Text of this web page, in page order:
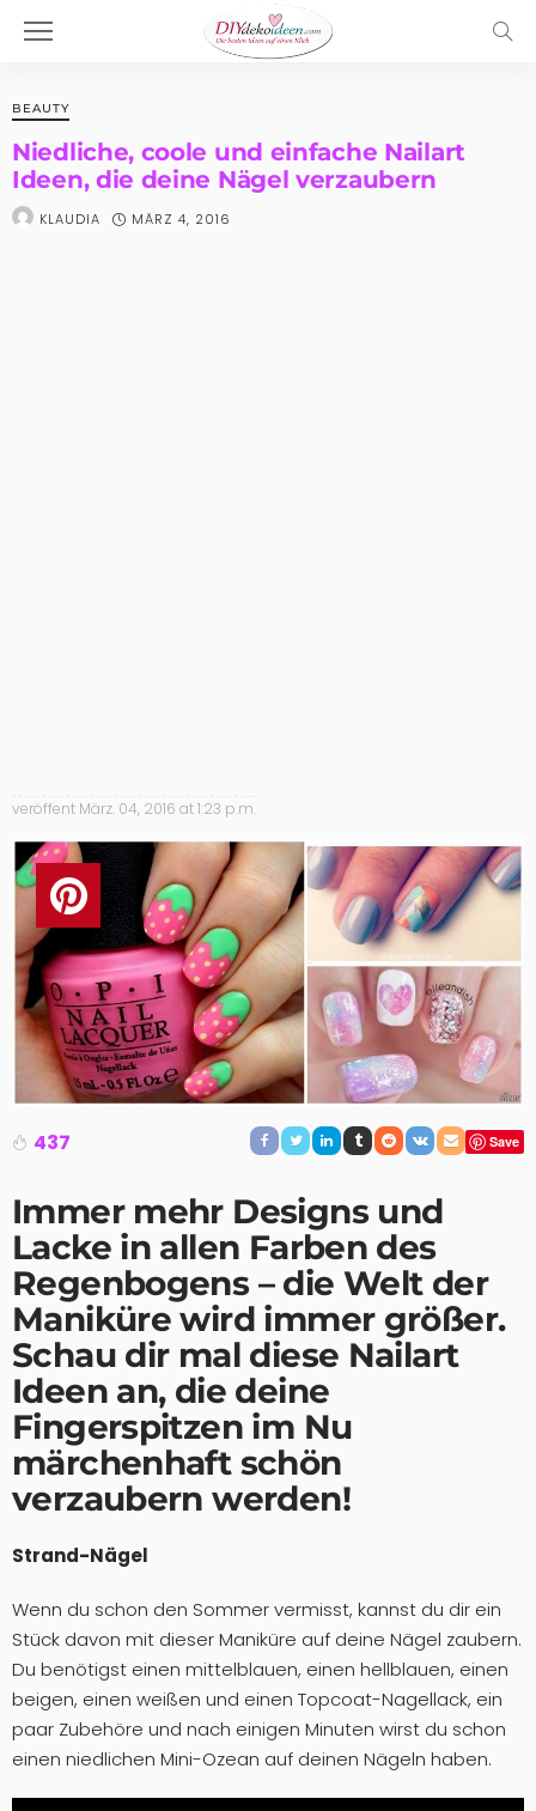
BEAUTY
Niedliche, coole und einfache Nailart
Ideen, die deine Nägel verzaubern
KLAUDIA MÄRZ 4, 2016
veröffent März. 04, 2016 at 1:23 p.m.
437 Save
Immer mehr Designs und
Lacke in allen Farben des
Regenbogens – die Welt der
Maniküre wird immer größer.
Schau dir mal diese Nailart
Ideen an, die deine
Fingerspitzen im Nu
märchenhaft schön
verzaubern werden!
Strand-Nägel
Wenn du schon den Sommer vermisst, kannst du dir ein
Stück davon mit dieser Maniküre auf deine Nägel zaubern.
Du benötigst einen mittelblauen, einen hellblauen, einen
beigen, einen weißen und einen Topcoat-Nagellack, ein
paar Zubehöre und nach einigen Minuten wirst du schon
einen niedlichen Mini-Ozean auf deinen Nägeln haben.